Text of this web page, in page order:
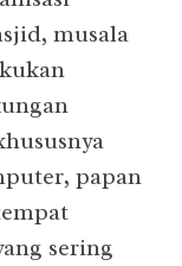
musala
papan
sering